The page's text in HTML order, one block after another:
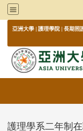
亞洲大學 | 護理學院 | 長期照
護理學系二年制